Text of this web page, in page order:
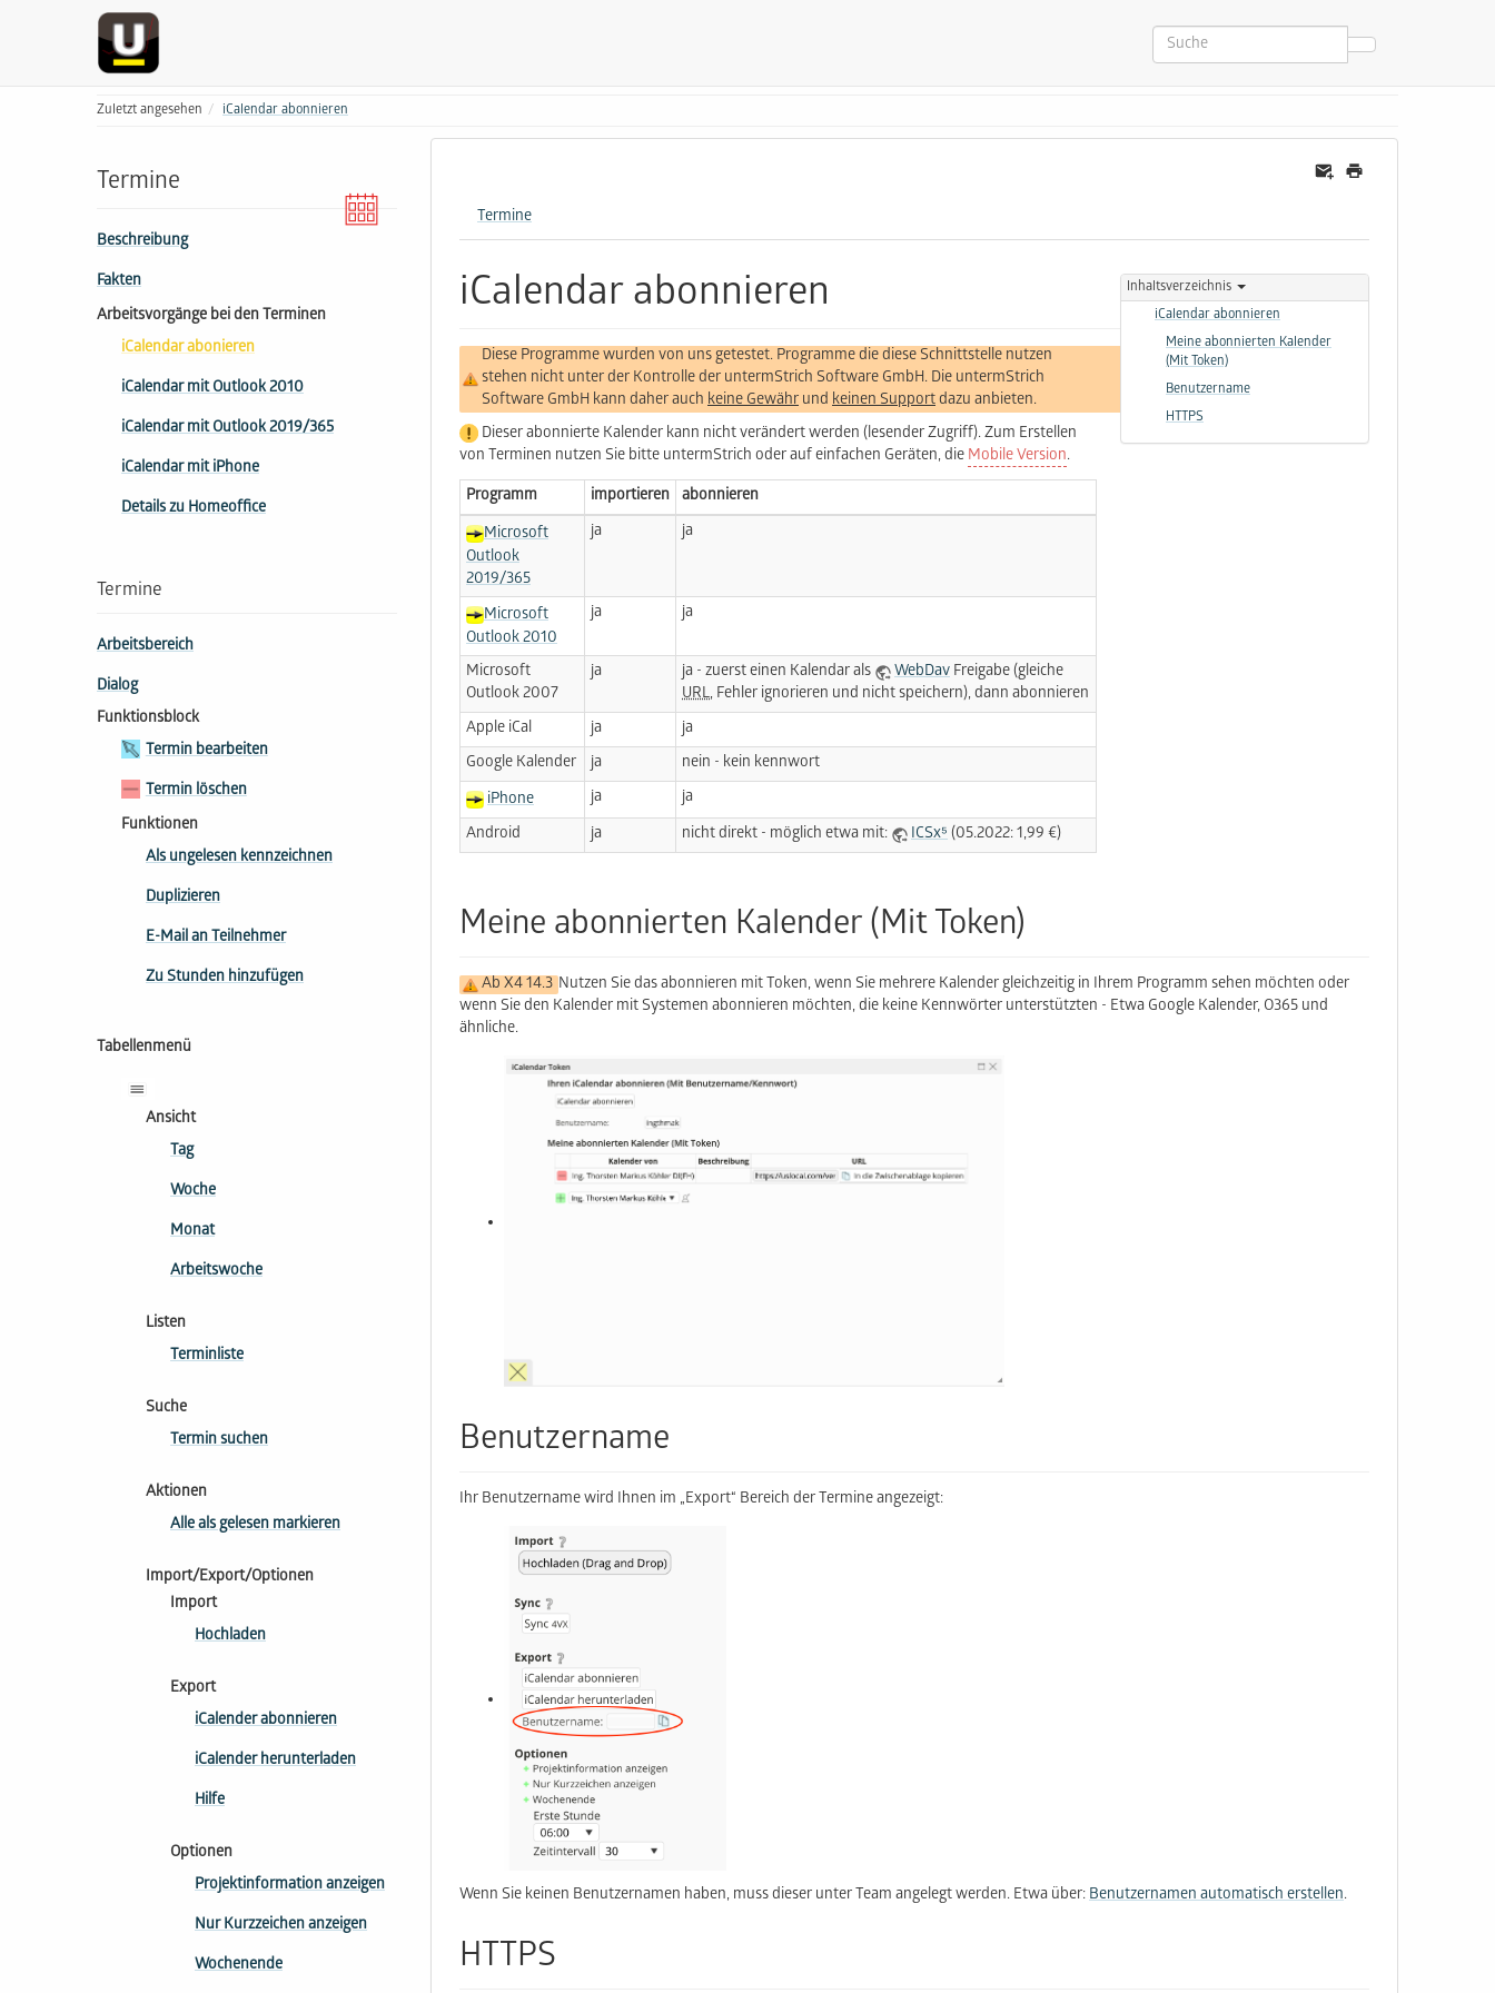
Zuletzt angesehen iCalendar abonnieren
Termine
Beschreibung
Fakten
Arbeitsvorgänge bei den Terminen
iCalendar abonieren
iCalendar mit Outlook 2010
iCalendar mit Outlook 2019/365
iCalendar mit iPhone
Details zu Homeoffice
Termine
Arbeitsbereich
Dialog
Funktionsblock
Termin bearbeiten
Termin löschen
Funktionen
Als ungelesen kennzeichnen
Duplizieren
E-Mail an Teilnehmer
Zu Stunden hinzufügen
Tabellenmenü
Ansicht
Tag
Woche
Monat
Arbeitswoche
Listen
Terminliste
Suche
Termin suchen
Aktionen
Alle als gelesen markieren
Import/Export/Optionen
Import
Hochladen
Export
iCalender abonnieren
iCalender herunterladen
Hilfe
Optionen
Projektinformation anzeigen
Nur Kurzzeichen anzeigen
Wochenende
Termine
Inhaltsverzeichnis
iCalendar abonnieren
Meine abonnierten Kalender
(Mit Token)
Benutzername
HTTPS
iCalendar abonnieren
Diese Programme wurden von uns getestet. Programme die diese Schnittstelle nutzen
stehen nicht unter der Kontrolle der untermStrich Software GmbH. Die untermStrich
Software GmbH kann daher auch keine Gewähr und keinen Supportdazu anbieten.
Dieser abonnierte Kalender kann nicht verändert werden (lesender Zugriff). Zum Erstellen
von Terminen nutzen Sie bitte untermStrich oder auf einfachen Geräten, die Mobile Version.
Programm importieren abonnieren
Microsoft
Outlook
2019/365
ja ja
Microsoft
Outlook 2010
ja ja
Microsoft
Outlook 2007
ja ja - zuerst einen Kalendar als WebDav Freigabe (gleiche
URL, Fehler ignorieren und nicht speichern), dann abonnieren
Apple iCal
ja
ja
Google Kalender
ja
nein - kein kennwort
iPhone
ja
ja
Android
ja nicht direkt - möglich etwa mit: ICSx⁵(05.2022: 1,99 €)
Meine abonnierten Kalender (Mit Token)
Ab X4 14.3 Nutzen Sie das abonnieren mit Token, wenn Sie mehrere Kalender gleichzeitig in Ihrem Programm sehen möchten oder
wenn Sie den Kalender mit Systemen abonnieren möchten, die keine Kennwörter unterstützten - Etwa Google Kalender, O365 und
ähnliche.
Benutzername
Ihr Benutzername wird Ihnen im „Export“ Bereich der Termine angezeigt:
Wenn Sie keinen Benutzernamen haben, muss dieser unter Team angelegt werden. Etwa über:Benutzernamen automatisch erstellen.
HTTPS